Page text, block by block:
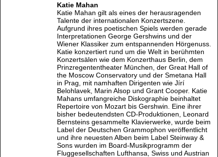
Katie Mahan
Katie Mahan gilt als eines der herausragenden
Talente der internationalen Konzertszene.
Aufgrund ihres poetischen Spiels werden gerade
Interpretationen George Gershwins und der
Wiener Klassiker zum entspannenden Hörgenuss.
Katie konzertiert rund um die Welt in berühmten
Konzertsälen wie dem Konzerthaus Berlin, dem
Prinzregententheater München, der Great Hall of
the Moscow Conservatory und der Smetana Hall
in Prag, mit namhaften Dirigenten wie Jírí
Belohlavek, Marin Alsop und Grant Cooper. Katie
Mahans umfangreiche Diskographie beinhaltet
Repertoire von Mozart bis Gershwin. Eine ihrer
bisher bedeutendsten CD-Produktionen, Leonard
Bernsteins gesammelte Klavierwerke, wurde beim
Label der Deutschen Grammophon veröffentlicht
und ihre neuesten Alben beim Label Steinway &
Sons wurden im Board-Musikprogramm der
Fluggesellschaften Lufthansa, Swiss und Austrian